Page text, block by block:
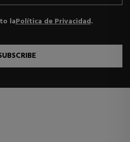
laPolítica de Privacidad.